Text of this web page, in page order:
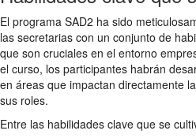
El programa SAD2 ha sido
las secretarias con un conjunto de
que son cruciales en el entorno
el curso, los participantes habrán
en áreas que impactan directamente
sus roles.
Entre las habilidades clave que se